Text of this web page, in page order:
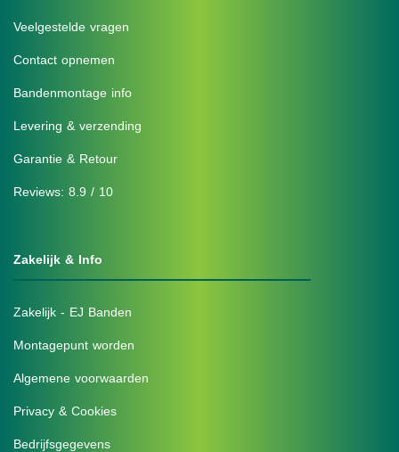
Veelgestelde vragen
Contact opnemen
Bandenmontage info
Levering & verzending
Garantie & Retour
Reviews: 8.9 / 10
Zakelijk & Info
Zakelijk - EJ Banden
Montagepunt worden
Algemene voorwaarden
Privacy & Cookies
Bedrijfsgegevens